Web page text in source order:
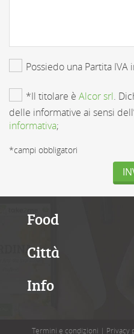
Possiedo una Partita
*Il titolare è Alcor srl.
delle informative ai sensi
informativa;
*campi obbligatori
Food
Città
Info
Termini e condizioni | Privacy